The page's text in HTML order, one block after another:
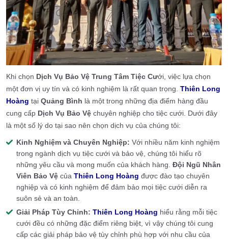
Khi chọn Dịch Vụ Bảo Vệ Trung Tâm Tiệc Cưới, việc lựa chọn
một đơn vị uy tín và có kinh nghiệm là rất quan trọng. Thiên Long
Hoàng tại Quảng Bình là một trong những địa điểm hàng đầu
cung cấp Dịch Vụ Bảo Vệ chuyên nghiệp cho tiệc cưới. Dưới đây
là một số lý do tại sao nên chọn dịch vụ của chúng tôi:
Kinh Nghiệm và Chuyên Nghiệp: Với nhiều năm kinh nghiệm
trong ngành dịch vụ tiệc cưới và bảo vệ, chúng tôi hiểu rõ
những yêu cầu và mong muốn của khách hàng. Đội Ngũ Nhân
Viên Bảo Vệ của Thiên Long Hoàng được đào tạo chuyên
nghiệp và có kinh nghiệm để đảm bảo mọi tiệc cưới diễn ra
suôn sẻ và an toàn.
Giải Pháp Tùy Chỉnh: Thiên Long Hoàng hiểu rằng mỗi tiệc
cưới đều có những đặc điểm riêng biệt, vì vậy chúng tôi cung
cấp các giải pháp bảo vệ tùy chỉnh phù hợp với nhu cầu của